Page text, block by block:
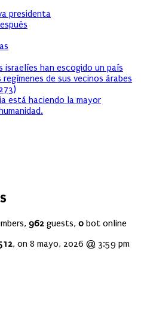
presidenta
han escogido un país
de sus vecinos árabes
273)
está haciendo la mayor
962 guests, 0 bot online
, on 8 mayo, 2026 @ 3:59 pm